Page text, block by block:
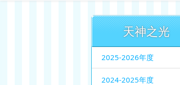
天神之光
2025-2026年度
2024-2025年度